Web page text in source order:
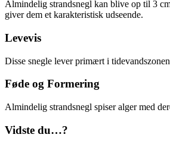
Almindelig strandsnegl kan blive op til 3
giver dem et karakteristisk udseende.
Levevis
Disse snegle lever primært i
Føde og Formering
Almindelig strandsnegl spiser alger med
Vidste du…?